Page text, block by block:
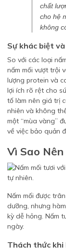
chất
cho hệ
không
Sự khác biệt
So với các loại
nấm mối vượt trội
lượng protein và
lợi ích rõ rệt cho
tố làm nên giá trị
nhiên và không
một “mùa vàng”
về việc bảo quản
Vì Sao
Nấm mối được
dưỡng, nhưng
kỳ dễ hỏng. Nấm
ngày.
Thách thức khi